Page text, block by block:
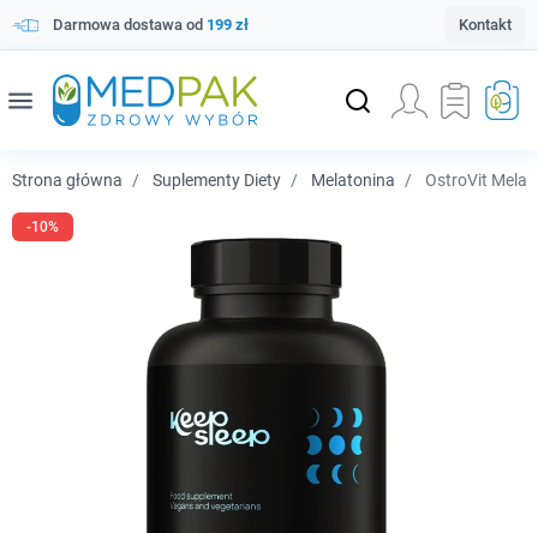
Darmowa dostawa od 199 zł Kontakt
menu
Strona główna Suplementy Diety Melatonina OstroVit
-10%